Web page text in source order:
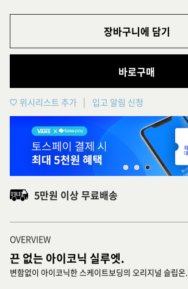
장바구니에 담기
바로구매
위시리스트 추가 입고 알림 신청
5만원 이상 무료배송
OVERVIEW
끈 없는 아이코닉 실루엣.
변함없이 아이코닉한 스케이트보딩의 오리지널 슬립온.